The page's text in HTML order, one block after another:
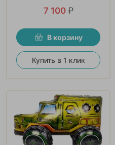
7 100 ₽
В корзину
Купить в 1 клик